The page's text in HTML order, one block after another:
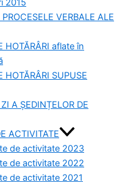
VERBALE ALE
HOTĂRÂRI aflate în
HOTĂRÂRI SUPUSE
A ȘEDINȚELOR DE
ACTIVITATE
de activitate 2023
de activitate 2022
de activitate 2021